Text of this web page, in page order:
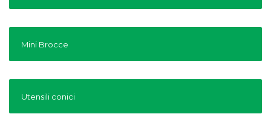
Mini Brocce
Utensili conici